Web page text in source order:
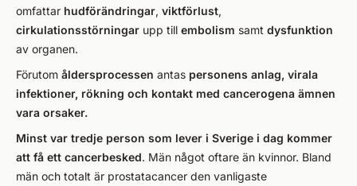
omfattar hudförändringar, viktförlust,
cirkulationsstörningar upp till embolism samt dysfunktion
av organen.
Förutom åldersprocessen antas personens anlag, virala
infektioner, rökning och kontakt med cancerogena ämnen
vara orsaker.
Minst var tredje person som lever i Sverige i dag kommer
att få ett cancerbesked. Män något oftare än kvinnor. Bland
män och totalt är prostatacancer den vanligaste